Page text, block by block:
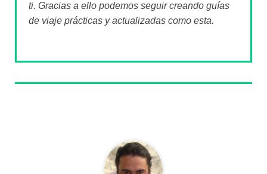
ti. Gracias a ello podemos seguir creando guías
de viaje prácticas y actualizadas como esta.